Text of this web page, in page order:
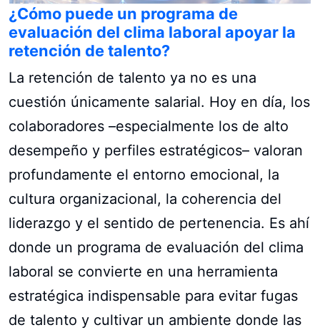
¿Cómo puede un programa de
evaluación del clima laboral apoyar la
retención de talento?
La retención de talento ya no es una
cuestión únicamente salarial. Hoy en día, los
colaboradores –especialmente los de alto
desempeño y perfiles estratégicos– valoran
profundamente el entorno emocional, la
cultura organizacional, la coherencia del
liderazgo y el sentido de pertenencia. Es ahí
donde un programa de evaluación del clima
laboral se convierte en una herramienta
estratégica indispensable para evitar fugas
de talento y cultivar un ambiente donde las